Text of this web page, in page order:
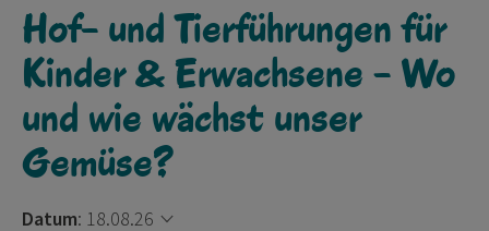
Hof- und Tierführungen für
Kinder & Erwachsene - Wo
und wie wächst unser
Gemüse?
Datum: 18.08.26